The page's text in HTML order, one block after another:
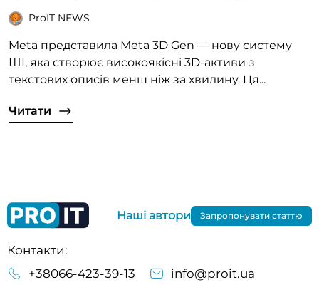
ProIT NEWS
Meta представила Meta 3D Gen — нову систему
ШІ, яка створює високоякісні 3D-активи з
текстових описів менш ніж за хвилину. Ця...
Читати
Контакти:
+38066-423-39-13
info@proit.ua
Наші автори Запропонувати статтю